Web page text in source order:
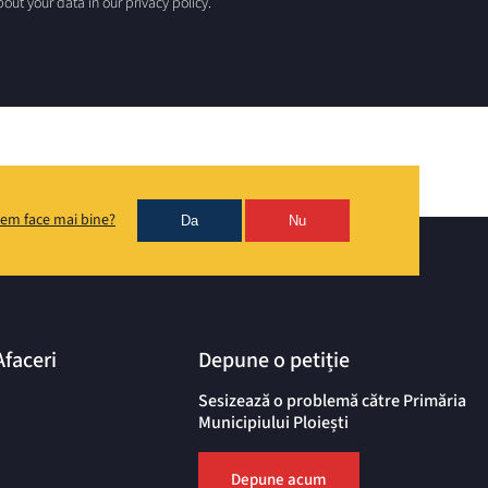
face mai bine? Da Nu
Depune o petiție
Sesizează o problemă către Primăria
Municipiului Ploiești
Depune acum